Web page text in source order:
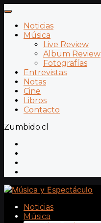
Noticias
Música
Live Review
Album Review
Fotografías
Entrevistas
Notas
Cine
Libros
Contacto
Zumbido.cl
Noticias
Música